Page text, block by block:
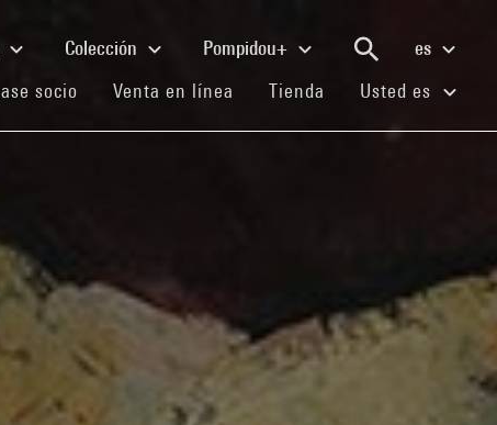
Colección Pompidou+
es
socio (current)
Venta en línea (current)
Tienda (current)
Usted es